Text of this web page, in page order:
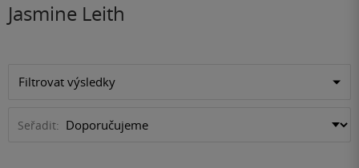
Jasmine Leith
Filtrovat výsledky
Seřadit: